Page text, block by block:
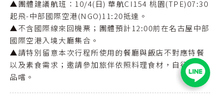
▲團體建議航班：10/4(日) 華航CI154 桃園(TPE)07:30
起飛-中部國際空港(NGO)11:20抵達。
▲不含國際線來回機票；團體預計12:00前在名古屋中部
國際空港入境大廳集合。
▲請特別留意本次行程所使用的餐廳與飯店不對應特餐
以及素食需求；邀請參加旅伴依照料理食材，自行挑選
品嚐。